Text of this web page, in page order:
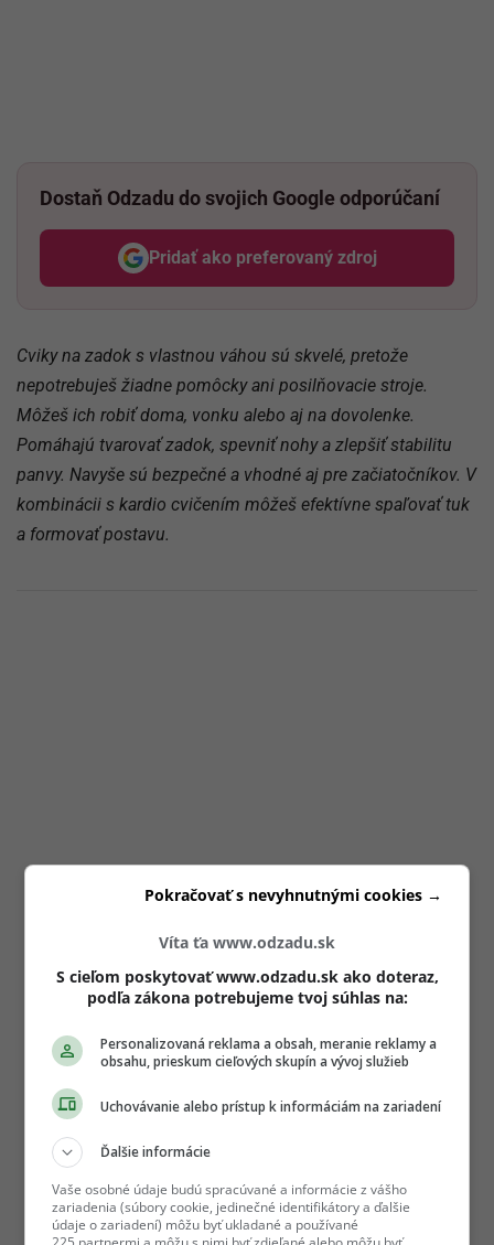
Dostaň Odzadu do svojich Google odporúčaní
Pridať ako preferovaný zdroj
Odzadu, odkaz sa otvorí v
Cviky na zadok s vlastnou váhou sú skvelé, pretože
nepotrebuješ žiadne pomôcky ani posilňovacie stroje.
Môžeš ich robiť doma, vonku alebo aj na dovolenke.
Pomáhajú tvarovať zadok, spevniť nohy a zlepšiť stabilitu
panvy. Navyše sú bezpečné a vhodné aj pre začiatočníkov. V
kombinácii s kardio cvičením môžeš efektívne spaľovať tuk
a formovať postavu.
Víta ťa www.odzadu.sk
S cieľom poskytovať www.odzadu.sk ako doteraz,
podľa zákona potrebujeme tvoj súhlas na:
Personalizovaná reklama a obsah, meranie reklamy a
obsahu, prieskum cieľových skupín a vývoj služieb
Uchovávanie alebo prístup k informáciám na zariadení
Ďalšie informácie
Vaše osobné údaje budú spracúvané a informácie z vášho
zariadenia (súbory cookie, jedinečné identifikátory a ďalšie
údaje o zariadení) môžu byť ukladané a používané
Pokračovať s nevyhnutnými cookies →